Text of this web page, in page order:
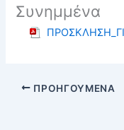
Συνημμένα
ΠΡΟΗΓΟΎΜΕΝΑ